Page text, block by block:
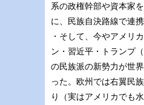
系の政権幹部や資本家
に、民族自決路線で連携
・そして、今やアメリ
ン・習近平・トランプ
の民族派の新勢力が世
った。欧州では右翼民
り（実はアメリカでも